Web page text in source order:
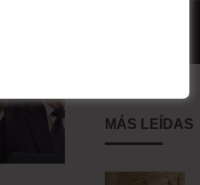
MÁS LEÍDAS